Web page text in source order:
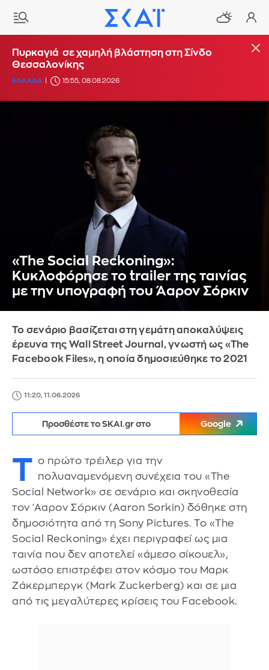
Πυρκαγιά σε χαμηλή βλάστηση στη Σίνδο
Θεσσαλονίκης
ΕΛΛΑΔΑ 15:55, 08.08.2026
«The Social Reckoning»:
Κυκλοφόρησε το trailer της ταινίας
με την υπογραφή του Άαρον Σόρκιν
Το σενάριο βασίζεται στη γεμάτη αποκαλύψεις
έρευνα της Wall Street Journal, γνωστή ως «The
Facebook Files», η οποία δημοσιεύθηκε το 2021
11:20, 11.06.2026
Προσθέστε το SKAI.gr στο Google
Τ ο πρώτο τρέιλερ για την
πολυαναμενόμενη συνέχεια του «The
Social Network» σε σενάριο και σκηνοθεσία
τον 'Ααρον Σόρκιν (Aaron Sorkin) δόθηκε στη
δημοσιότητα από τη Sony Pictures. Το «The
Social Reckoning» έχει περιγραφεί ως μια
ταινία που δεν αποτελεί «άμεσο σίκουελ»,
ωστόσο επιστρέφει στον κόσμο του Μαρκ
Ζάκερμπεργκ (Mark Zuckerberg) και σε μια
από τις μεγαλύτερες κρίσεις του Facebook.